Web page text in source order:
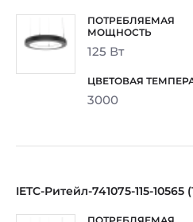
125 Вт
3000
IETC-Ритейл-741075-115-10565